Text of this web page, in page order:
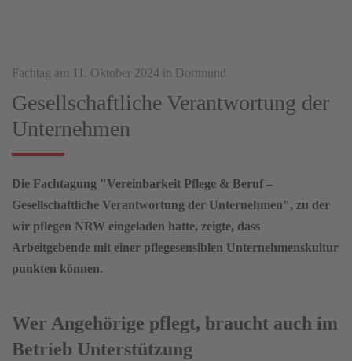
Fachtag am 11. Oktober 2024 in Dortmund
Gesellschaftliche Verantwortung der
Unternehmen
Die Fachtagung "Vereinbarkeit Pflege & Beruf –
Gesellschaftliche Verantwortung der Unternehmen", zu der
wir pflegen NRW eingeladen hatte, zeigte, dass
Arbeitgebende mit einer pflegesensiblen Unternehmenskultur
punkten können.
Wer Angehörige pflegt, braucht auch im
Betrieb Unterstützung